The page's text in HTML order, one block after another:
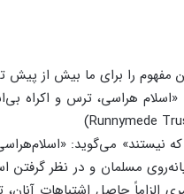
مفهوم را برای ما بیش از پیش
هراسی، ترس و اکراه
که نیستند» می‌گوید:
مسلمان و در نظر گرفتن